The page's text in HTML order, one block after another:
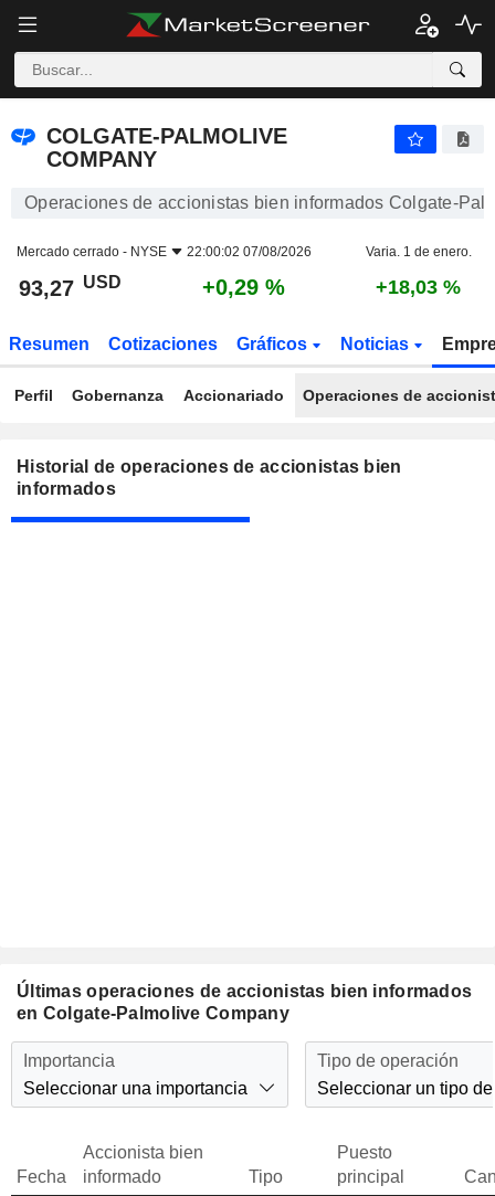
COLGATE-PALMOLIVE COMPANY
COLGATE-PALMOLIVE
COMPANY
Operaciones de accionistas bien informados Colgate-
Mercado cerrado - NYSE 22:00:02 07/08/2026 Varia. 1 de enero.
93,27 USD +0,29 % +18,03 %
Resumen Cotizaciones Gráficos Noticias
Perfil Gobernanza Accionariado Operaciones de
Historial de operaciones de accionistas bien
informados
Últimas operaciones de accionistas bien informados
en Colgate-Palmolive Company
Importancia
Seleccionar una importancia
Tipo de operación
Seleccionar un tipo
Fecha
Accionista bien
informado
Tipo
Puesto
principal